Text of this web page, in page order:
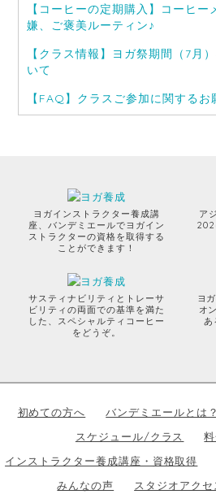
【コーヒーの定期購入】コーヒ
嫌、ご褒美ルーティン♪
【クラス情報】ヨガ祭期間（7月
いて
【FAQ】クラスご参加に関するお
ヨガインストラクター養成講
座、バンデミエールでヨガイン
ストラクターの資格を取得する
ことができます！
ア
サスティナビリティとトレーサ
ビリティの両面での基準を満た
した、スペシャルティコーヒー
をどうぞ。
ヨ
オ
あ
初めての方へ バンデミエールとは？
スケジュール/クラス
インストラクター養成講座・資格取得
みんなの声
スタジオアクセ